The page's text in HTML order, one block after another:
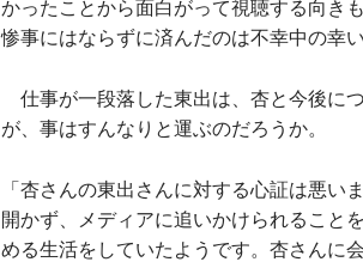
かったことから面白がって視聴する向き
惨事にはならずに済んだのは不幸中の幸
仕事が一段落した東出は、杏と今後に
が、事はすんなりと運ぶのだろうか。
「杏さんの東出さんに対する心証は悪い
開かず、メディアに追いかけられること
める生活をしていたようです。杏さんに